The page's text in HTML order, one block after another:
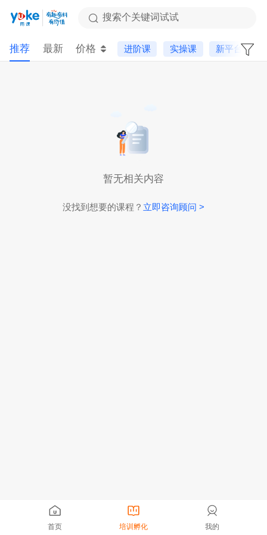
搜索个关键词试试
推荐 最新 价格 进阶课 实操课 新平台
暂无相关内容
没找到想要的课程？ 立即咨询顾问 >
首页 培训孵化 我的